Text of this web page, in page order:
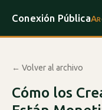
Conexión Pública
← Volver al archivo
Cómo los